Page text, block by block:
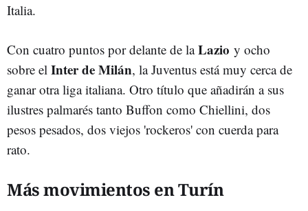
Italia.
Con cuatro puntos por delante de laLazio y ocho
sobre el Inter de Milán, la Juventus está muy cerca de
ganar otra liga italiana. Otro título que añadirán a sus
ilustres palmarés tanto Buffon como Chiellini, dos
pesos pesados, dos viejos 'rockeros' con cuerda para
rato.
Más movimientos en Turín